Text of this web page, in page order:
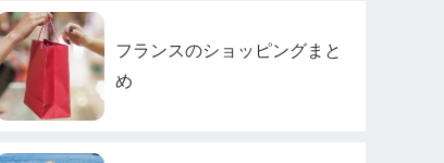
フランスのショッピングまと
め